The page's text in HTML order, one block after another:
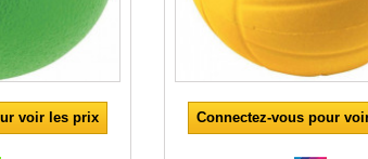
voir les prix Connectez-vous pour